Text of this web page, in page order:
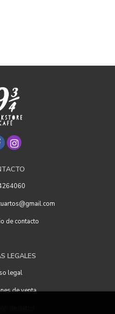
de contacto
LEGALES
legal
de venta